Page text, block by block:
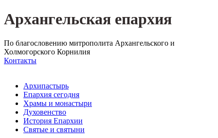
Архангельская епархия
По благословению митрополита Архангельского и
Холмогорского Корнилия
Контакты
Архипастырь
Епархия сегодня
Храмы и монастыри
Духовенство
История Епархии
Святые и святыни